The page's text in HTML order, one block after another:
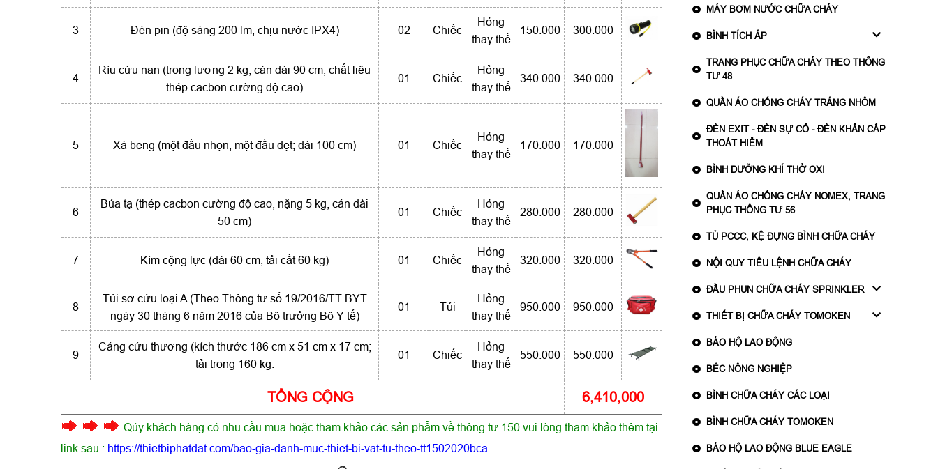
3 Đèn pin (độ sáng 200 lm, chịu nước IPX4) 02 Chiếc
Hỏng
thay thế
150.000 300.000
4
Rìu cứu nạn (trọng lượng 2 kg, cán dài 90 cm, chất liệu
thép cacbon cường độ cao)
01 Chiếc
Hỏng
thay thế
340.000 340.000
5 Xà beng (một đầu nhọn, một đầu dẹt; dài 100 cm) 01 Chiếc
Hỏng
thay thế
170.000 170.000
6
Búa tạ (thép cacbon cường độ cao, nặng 5 kg, cán dài
50 cm)
01 Chiếc
Hỏng
thay thế
280.000 280.000
7 Kìm cộng lực (dài 60 cm, tải cắt 60 kg) 01 Chiếc
Hỏng
thay thế
320.000 320.000
8
Túi sơ cứu loại A (Theo Thông tư số 19/2016/TT-BYT
ngày 30 tháng 6 năm 2016 của Bộ trưởng Bộ Y tế)
01 Túi
Hỏng
thay thế
950.000 950.000
9
Cáng cứu thương (kích thước 186 cm x 51 cm x 17 cm;
tải trọng 160 kg.
01 Chiếc
Hỏng
thay thế
550.000 550.000
TỔNG CỘNG 6,410,000
Qúy khách hàng có nhu cầu mua hoặc tham khảo các sản phẩm về thông tư 150 vui lòng tham khảo thêm tại
link sau : https://thietbiphatdat.com/bao-gia-danh-muc-thiet-bi-vat-tu-theo-tt1502020bca
MÁY BƠM NƯỚC CHỮA CHÁY
BÌNH TÍCH ÁP
TRANG PHỤC CHỮA CHÁY THEO THÔNG
TƯ 48
QUẦN ÁO CHỐNG CHÁY TRÁNG NHÔM
ĐÈN EXIT - ĐÈN SỰ CỐ - ĐÈN KHẨN CẤP
THOÁT HIỂM
BÌNH DƯỠNG KHÍ THỞ OXI
QUẦN ÁO CHỐNG CHÁY NOMEX, TRANG
PHỤC THÔNG TƯ 56
TỦ PCCC, KỆ ĐỰNG BÌNH CHỮA CHÁY
NỘI QUY TIÊU LỆNH CHỮA CHÁY
ĐẦU PHUN CHỮA CHÁY SPRINKLER
THIẾT BỊ CHỮA CHÁY TOMOKEN
BẢO HỘ LAO ĐỘNG
BÉC NÔNG NGHIỆP
BÌNH CHỮA CHÁY CÁC LOẠI
BÌNH CHỮA CHÁY TOMOKEN
BẢO HỘ LAO ĐỘNG BLUE EAGLE